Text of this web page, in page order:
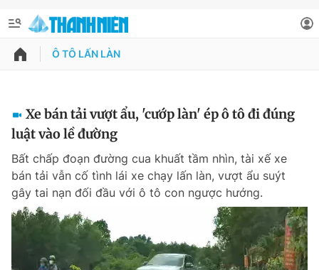
QUẢNG CÁO
Chuyên mục khác
Chào ngày mới
Tin thị trường Tin 360
Thông tin tài khoản
Đổi mật khẩu
Tin đã lưu
Tin đã xem
Đăng xuất
Ô TÔ LẤN LÀN
Xe bán tải vượt ẩu, 'cướp làn' ép ô tô đi đúng
luật vào lề đường
Bất chấp đoạn đường cua khuất tầm nhìn, tài xế xe
bán tải vẫn cố tình lái xe chạy lấn làn, vượt ẩu suýt
gây tai nạn đối đầu với ô tô con ngược hướng.